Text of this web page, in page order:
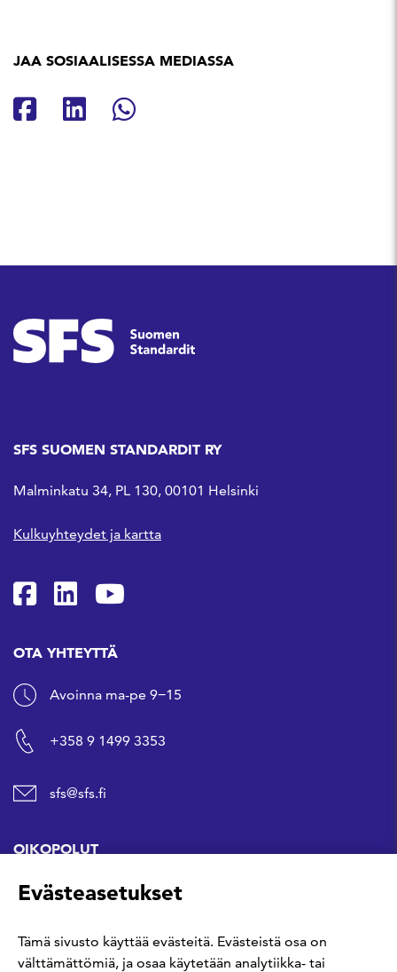
JAA SOSIAALISESSA MEDIASSA
Jaa Facebookissa
Jaa Linkedinissä
Jaa Whatsappissa
SFS SUOMEN STANDARDIT RY
Malminkatu 34, PL 130, 00101 Helsinki
Kulkuyhteydet ja kartta
SFS Facebookissa
SFS Linkedinissä
SFS Youtubessa
OTA YHTEYTTÄ
Avoinna ma-pe 9−15
+358 9 1499 3353
sfs@sfs.fi
OIKOPOLUT
Hanki standardi
Kommentoi tekeillä olevia standardeja
Evästeasetukset
Tämä sivusto käyttää evästeitä. Evästeistä osa on
välttämättömiä, ja osaa käytetään analytiikka- tai